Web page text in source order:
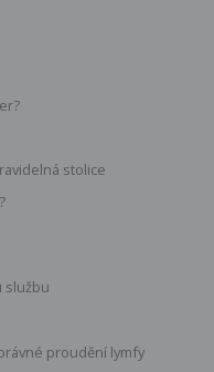
stolice
službu
proudění lymfy